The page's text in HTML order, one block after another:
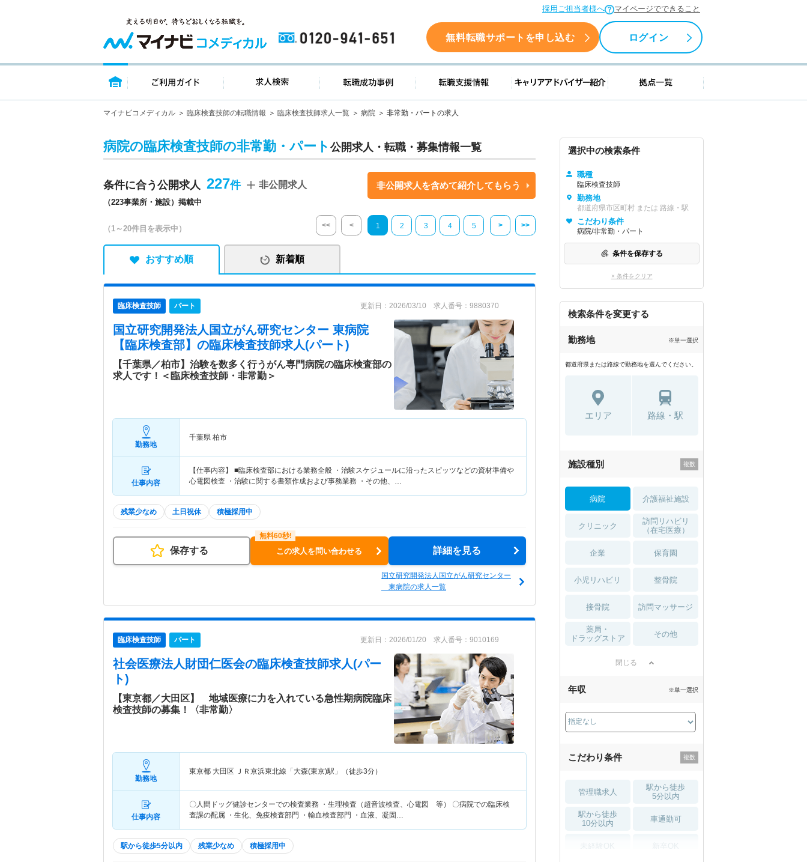
採用ご担当者様へ マイページでできること
0120-941-651 無料転職サポートを申し込む ログイン
トップページ ご利用ガイド 求人検索 転職成功事例 転職支援情報 キャリアアドバイザー紹介 拠点一覧
マイナビコメディカル 臨床検査技師の転職情報 臨床検査技師求人一覧 病院 非常勤・パートの求人
病院の臨床検査技師の非常勤・パート 公開求人・転職・募集情報一覧
条件に合う公開求人 227
（223事業所・施設）掲載中
非公開求人 非公開求人を含めて紹介してもらう
（1～20件目を表示中） << < 1 2 3 4 5 > >>
おすすめ順 新着順
臨床検査技師 パート 更新日：2026/03/10 求人番号：9880370
国立研究開発法人国立がん研究センター 東病院
【臨床検査部】 の臨床検査技師求人(パート)
【千葉県／柏市】治験を数多く行うがん専門病院の臨床検査部の
求人です！＜臨床検査技師・非常勤＞
勤務地
千葉県 柏市
仕事内容
【仕事内容】 ■臨床検査部における業務全般 ・治験スケジュールに沿ったスピッツなどの資材準備や
心電図検査 ・治験に関する書類作成および事務業務 ・その他、…
残業少なめ 土日祝休 積極採用中
保存する この求人を問い合わせる 詳細を見る
国立研究開発法人国立がん研究センター
東病院の求人一覧
臨床検査技師 パート 更新日：2026/01/20 求人番号：9010169
社会医療法人財団仁医会の臨床検査技師求人(パー
ト)
【東京都／大田区】 地域医療に力を入れている急性期病院臨床
検査技師の募集！〈非常勤〉
勤務地
東京都 大田区 ＪＲ京浜東北線「大森(東京)駅」（徒歩3分）
仕事内容
〇人間ドッグ健診センターでの検査業務 ・生理検査（超音波検査、心電図 等） 〇病院での臨床検
査課の配属 ・生化、免疫検査部門 ・輸血検査部門 ・血液、凝固…
駅から徒歩5分以内 残業少なめ 積極採用中
選択中の検索条件
職種
臨床検査技師
勤務地
都道府県市区町村 または 路線・駅
こだわり条件
病院/非常勤・パート
条件を保存する
× 条件をクリア
検索条件を変更する
勤務地 ※単一選択
都道府県または路線で勤務地を選んでください。
エリア 路線・駅
施設種別
病院 介護福祉施設
クリニック
訪問リハビリ
（在宅医療）
企業 保育園
小児リハビリ 整骨院
接骨院 訪問マッサージ
薬局・
ドラッグストア
その他
閉じる
年収 ※単一選択
こだわり条件
管理職求人
駅から徒歩
5分以内
駅から徒歩
10分以内
車通勤可